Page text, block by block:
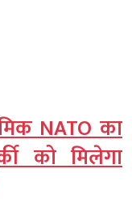
NATO का
को मिलेगा